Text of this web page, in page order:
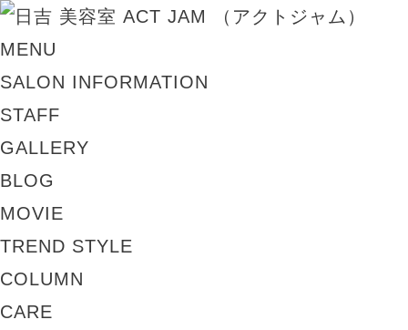
MENU
SALON INFORMATION
STAFF
GALLERY
BLOG
MOVIE
TREND STYLE
COLUMN
CARE